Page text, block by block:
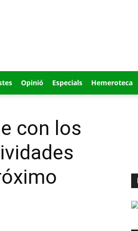
Opinió Especials Hemeroteca
con los